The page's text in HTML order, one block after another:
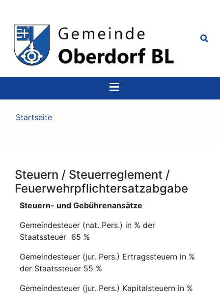
Pfadnavigation
Startseite
Steuern / Steuerreglement /
Feuerwehrpflichtersatzabgabe
Steuern- und Gebührenansätze
Gemeindesteuer (nat. Pers.) in % der
Staatssteuer 65 %
Gemeindesteuer (jur. Pers.) Ertragssteuern in %
der Staatssteuer 55 %
Gemeindesteuer (jur. Pers.) Kapitalsteuern in %